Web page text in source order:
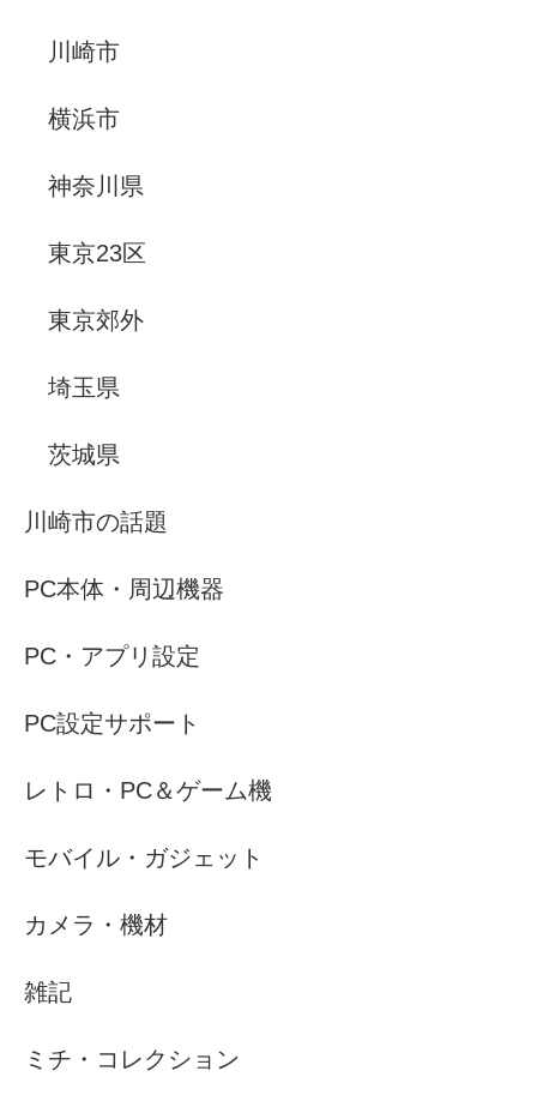
川崎市
横浜市
神奈川県
東京23区
東京郊外
埼玉県
茨城県
川崎市の話題
PC本体・周辺機器
PC・アプリ設定
PC設定サポート
レトロ・PC＆ゲーム機
モバイル・ガジェット
カメラ・機材
雑記
ミチ・コレクション